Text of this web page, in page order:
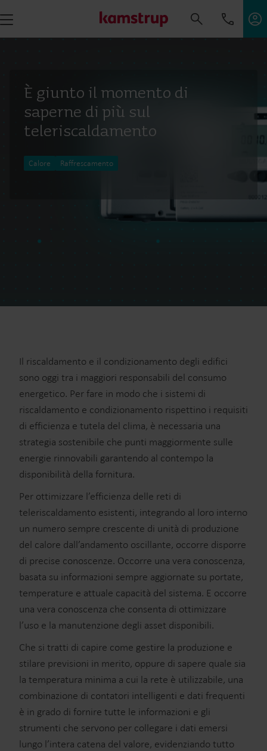
È giunto il momento di
saperne di più sul
teleriscaldamento
Calore Raffrescamento
Il riscaldamento e il condizionamento degli edifici
sono oggi tra i maggiori responsabili del consumo
energetico. Per fare in modo che i sistemi di
riscaldamento e condizionamento rispettino i requisiti
di efficienza e tutela del clima, è necessaria una
strategia sostenibile che punti maggiormente sulle
energie rinnovabili garantendo al contempo la
disponibilità della fornitura.
Per ottimizzare l’efficienza delle reti di
teleriscaldamento esistenti, integrando al loro interno
un numero sempre crescente di unità di produzione
del calore dall’andamento oscillante, occorre disporre
di precise conoscenze. Occorre una vera conoscenza,
basata su informazioni sempre aggiornate su portate,
temperature e attuale capacità del sistema. E occorre
una vera conoscenza che consenta di ottimizzare
l’uso e la manutenzione degli asset disponibili.
Che si tratti di capire come gestire la produzione e
stilare previsioni in merito, oppure di sapere quale sia
la temperatura minima a cui la rete è utilizzabile, una
combinazione di contatori intelligenti e dati frequenti
è in grado di fornire tutte le informazioni e gli
strumenti che servono per collegare i dati emersi
lungo l’intera catena del valore, evidenziando tutto